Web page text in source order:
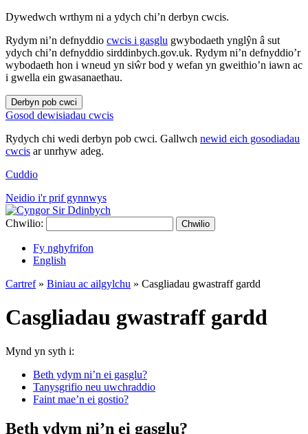
Dywedwch wrthym ni a ydych chi’n derbyn cwcis.
Rydym ni’n defnyddio cwcis i gasglu gwybodaeth ynglŷn â sut
ydych chi’n defnyddio sirddinbych.gov.uk. Rydym ni’n defnyddio’r
wybodaeth hon i wneud yn siŵr bod y wefan yn gweithio’n iawn ac
i gwella ein gwasanaethau.
Derbyn pob cwci
Gosod dewisiadau cwcis
Rydych chi wedi derbyn pob cwci. Gallwch newid eich gosodiadau
cwcis ar unrhyw adeg.
Cuddio
Neidio i'r prif gynnwys
Chwilio: Chwilio
Fy nghyfrifon
English
Cartref» Biniau ac ailgylchu » Casgliadau gwastraff gardd
Casgliadau gwastraff gardd
Mynd yn syth i:
Beth ydym ni’n ei gasglu?
Tanysgrifio neu uwchraddio
Faint mae’n ei gostio?
Beth ydym ni’n ei gasglu?